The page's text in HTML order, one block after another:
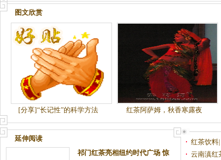
图文欣赏
[分享]“长记性”的科学方法 红茶阿萨姆，秋香寒露夜
延伸阅读
祁门红茶亮相纽约时代广场 惊
红茶饮料
云南滇